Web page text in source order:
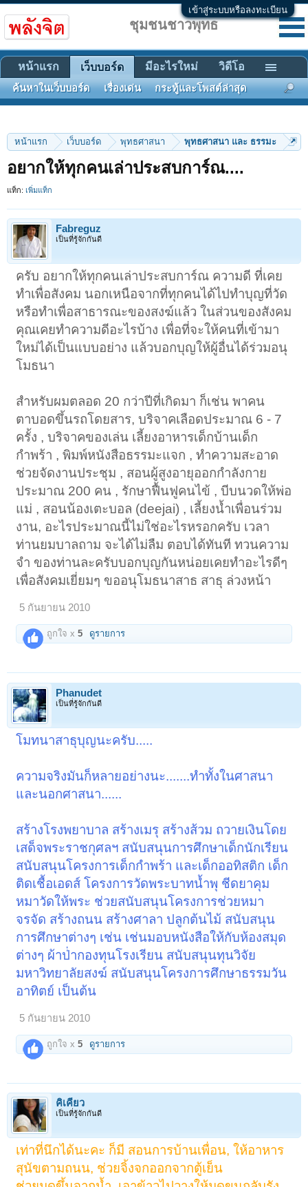
เข้าสู่ระบบหรือลงทะเบียน
หน้าแรก เว็บบอร์ด พุทธศาสนา พุทธศาสนา และ ธรรมะ
อยากให้ทุกคนเล่าประสบการ์ณ....
แท็ก: เพิ่มแท็ก
Fabreguz
เป็นที่รู้จักกันดี
ครับ อยากให้ทุกคนเล่าประสบการ์ณ ความดี ที่เคย
ทำเพื่อสังคม นอกเหนือจากที่ทุกคนได้ไปทำบุญที่วัด
หรือทำเพื่อสาธารณะของสงฆ์แล้ว ในส่วนของสังคม
คุณเคยทำความดีอะไรบ้าง เพื่อที่จะให้คนที่เข้ามา
ใหม่ได้เป็นแบบอย่าง แล้วบอกบุญให้ผู้อื่นได้ร่วมอนุ
โมธนา
สำหรับผมตลอด 20 กว่าปีที่เกิดมา ก็เช่น พาคน
ตาบอดขึ้นรถโดยสาร, บริจาคเลือดประมาณ 6 - 7
ครั้ง , บริจาคของเล่น เลี้ยงอาหารเด็กบ้านเด็ก
กำพร้า , พิมพ์หนังสือธรรมะแจก , ทำความสะอาด
ช่วยจัดงานประชุม , สอนผู้สูงอายุออกกำลังกาย
ประมาณ 200 คน , รักษาฟื้นฟูคนไข้ , บีบนวดให้พ่อ
แม่ , สอนน้องเตะบอล (deejai) , เลี้ยงน้ำเพื่อนร่วม
งาน, อะไรประมาณนี้ไม่ใช่อะไรหรอกครับ เวลา
ท่านยมบาลถาม จะได้ไม่ลืม ตอบได้ทันที ทวนความ
จำ ของท่านละครับบอกบุญกันหน่อยเคยทำอะไรดีๆ
เพื่อสังคมเยี่ยมๆ ขออนุโมธนาสาธ สาธุ ล่วงหน้า
5 กันยายน 2010
ถูกใจ x5 ดูรายการ
Phanudet
เป็นที่รู้จักกันดี
โมทนาสาธุบุญนะครับ.....
ความจริงมันก็หลายอย่างนะ.......ทำทั้งในศาสนา
และนอกศาสนา......
สร้างโรงพยาบาล สร้างเมรุ สร้างส้วม ถวายเงินโดย
เสด็จพระราชกุศลฯ สนับสนุนการศึกษาเด็กนักเรียน
สนับสนุนโครงการเด็กกำพร้า และเด็กออทิสติก เด็ก
ติดเชื้อเอดส์ โครงการวัดพระบาทน้ำพุ ชีดยาคุม
หมาวัดให้พระ ช่วยสนับสนุนโครงการช่วยหมา
จรจัด สร้างถนน สร้างศาลา ปลูกต้นไม้ สนับสนุน
การศึกษาต่างๆ เช่น เช่นมอบหนังสือให้กับห้องสมุด
ต่างๆ ผ้าป่่ากองทุนโรงเรียน สนับสนุนทุนวิจัย
มหาวิทยาลัยสงฆ์ สนับสนุนโครงการศึกษาธรรมวัน
อาทิตย์ เป็นต้น
5 กันยายน 2010
ถูกใจ x5 ดูรายการ
คิเคียว
เป็นที่รู้จักกันดี
เท่าที่นึกได้นะคะ ก็มี สอนการบ้านเพื่อน, ให้อาหาร
สุนัขตามถนน, ช่วยจิ้งจกออกจากตู้เย็น
ชุมชนชาวพุทธ
หน้าแรก เว็บบอร์ด
ค้นหาในเว็บบอร์ด เรื่องเด่น กระทู้และโพสต์ล่าสุด
มีอะไรใหม่ วิดีโอ